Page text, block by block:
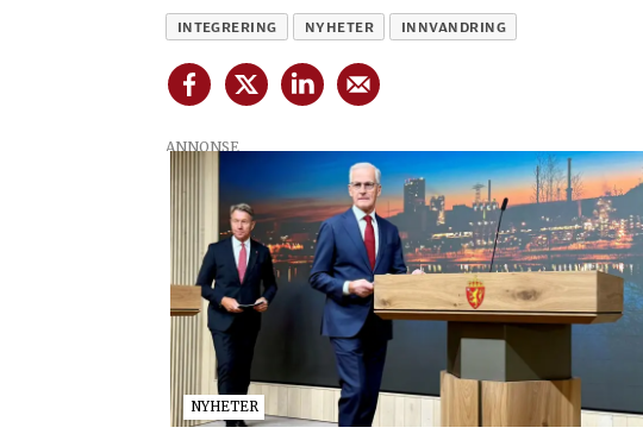
INTEGRERING NYHETER INNVANDRING
ANNONSE
NYHETER